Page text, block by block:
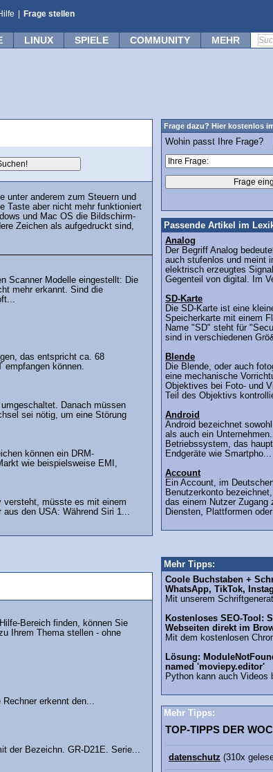
Frage stellen
LINUX SPIELE COMMUNITY MEHR
unter anderem zum Steuern und
Taste aber nicht mehr funktioniert
und Mac OS die Bildschirm-
Zeichen als aufgedruckt sind,
Scanner Modelle eingestellt: Die
mehr erkannt. Sind die
das entspricht ca. 68
empfangen können.
Danach müssen
sei nötig, um eine Störung
können ein DRM-
wie beispielsweise EMI,
versteht, müsste es mit einem
den USA: Während Siri 1...
Bereich finden, können Sie
Ihrem Thema stellen - ohne
erkennt den...
der Bezeichn. GR-D21E. Serie...
Frage dazu? Hier kostenlos
Wohin passt Ihre Frage?
Passende Artikel im
Analog
Der Begriff Analog
auch stufenlos und meint
elektrisch erzeugtes
Gegenteil von digital. Im
SD-Karte
Die SD-Karte ist eine
Speicherkarte mit einem
Name "SD" steht für
sind in verschiedenen
Blende
Die Blende, oder auch
eine mechanische
Objektives bei Foto- und
Teil des Objektivs
Android
Android bezeichnet
als auch ein
Betriebssystem, das
Endgeräte wie Smartpho...
Account
Ein Account, im
Benutzerkonto
das einem Nutzer Zugang
Diensten, Plattformen
Mehr Tipps:
Coole Buchstaben +
WhatsApp, TikTok,
Mit unserem
Kostenloses SEO-Tool:
Webseiten direkt im
Mit dem kostenlosen
Lösung:
named 'moviepy.editor'
Python kann auch Videos
Mehr Tipps:
TOP-TIPPS DER
datenschutz (310x